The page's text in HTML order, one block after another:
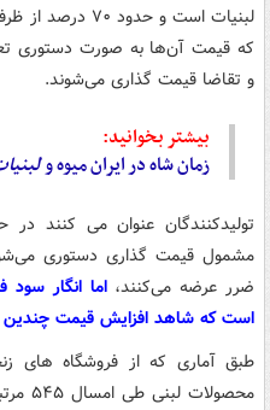
لبنیات است و
که قیمت آن‌ها به صورت دستوری
و تقاضا قیمت گذاری می‌شوند.
بیشتر بخوانید:
زمان شاه در ایران میوه و
تولیدکنندگان عنوان می کنند
مشمول قیمت گذاری دستوری
ضرر عرضه می‌کنند،اما انگار
است که شاهد افزایش قیمت چندین
طبق آماری که از فروشگاه های